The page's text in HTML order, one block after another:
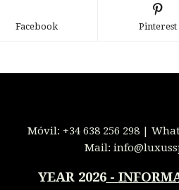
Facebook Pinterest
Móvil: +34 638 256 298 |
Mail:
YEAR 2026-